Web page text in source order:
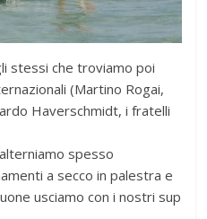
stessi che troviamo poi
(Martino Rogai,
Haverschmidt, i fratelli
spesso
a secco in palestra e
usciamo con i nostri sup